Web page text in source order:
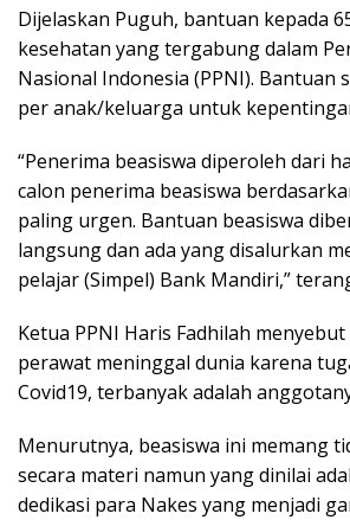
Dijelaskan Puguh, bantuan kepada
kesehatan yang tergabung dalam
Nasional Indonesia (PPNI). Bantuan
per anak/keluarga untuk
“Penerima beasiswa diperoleh dari
calon penerima beasiswa
paling urgen. Bantuan beasiswa
langsung dan ada yang disalurkan
pelajar (Simpel) Bank Mandiri,”
Ketua PPNI Haris Fadhilah
perawat meninggal dunia karena
Covid19, terbanyak adalah
Menurutnya, beasiswa ini memang
secara materi namun yang dinilai
dedikasi para Nakes yang menjadi